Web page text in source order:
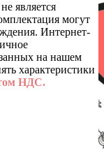
является
могут
Интернет-
на нашем
характеристики
НДС.